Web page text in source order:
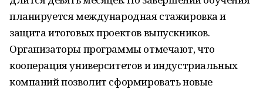
планируется международная стажировка и
защита итоговых проектов выпускников.
Организаторы программы отмечают, что
кооперация университетов и индустриальных
компаний позволит сформировать новые